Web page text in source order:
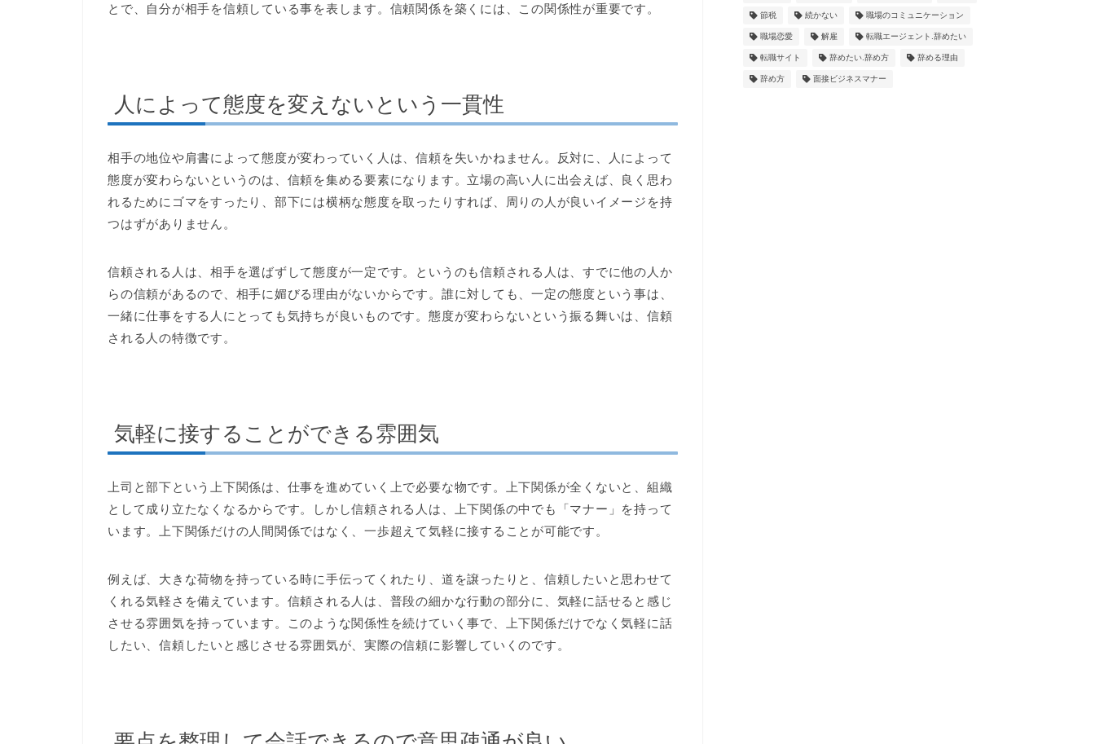
とで、自分が相手を信頼している事を表します。信頼関係を築くには、この関係性が重要です。
人によって態度を変えないという一貫性
相手の地位や肩書によって態度が変わっていく人は、信頼を失いかねません。反対に、人によって
態度が変わらないというのは、信頼を集める要素になります。立場の高い人に出会えば、良く思わ
れるためにゴマをすったり、部下には横柄な態度を取ったりすれば、周りの人が良いイメージを持
つはずがありません。
信頼される人は、相手を選ばずして態度が一定です。というのも信頼される人は、すでに他の人か
らの信頼があるので、相手に媚びる理由がないからです。誰に対しても、一定の態度という事は、
一緒に仕事をする人にとっても気持ちが良いものです。態度が変わらないという振る舞いは、信頼
される人の特徴です。
気軽に接することができる雰囲気
上司と部下という上下関係は、仕事を進めていく上で必要な物です。上下関係が全くないと、組織
として成り立たなくなるからです。しかし信頼される人は、上下関係の中でも「マナー」を持って
います。上下関係だけの人間関係ではなく、一歩超えて気軽に接することが可能です。
例えば、大きな荷物を持っている時に手伝ってくれたり、道を譲ったりと、信頼したいと思わせて
くれる気軽さを備えています。信頼される人は、普段の細かな行動の部分に、気軽に話せると感じ
させる雰囲気を持っています。このような関係性を続けていく事で、上下関係だけでなく気軽に話
したい、信頼したいと感じさせる雰囲気が、実際の信頼に影響していくのです。
節税 続かない 職場のコミュニケーション
職場恋愛 解雇 転職エージェント.辞めたい
転職サイト 辞めたい.辞め方 辞める理由
辞め方 面接ビジネスマナー